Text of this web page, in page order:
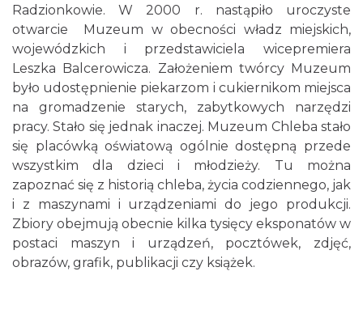
Radzionkowie. W 2000 r. nastąpiło uroczyste
otwarcie Muzeum w obecności władz miejskich,
wojewódzkich i przedstawiciela wicepremiera
Leszka Balcerowicza. Założeniem twórcy Muzeum
było udostępnienie piekarzom i cukiernikom miejsca
na gromadzenie starych, zabytkowych narzędzi
pracy. Stało się jednak inaczej. Muzeum Chleba stało
się placówką oświatową ogólnie dostępną przede
wszystkim dla dzieci i młodzieży. Tu można
zapoznać się z historią chleba, życia codziennego, jak
i z maszynami i urządzeniami do jego produkcji.
Zbiory obejmują obecnie kilka tysięcy eksponatów w
postaci maszyn i urządzeń, pocztówek, zdjęć,
obrazów, grafik, publikacji czy książek.